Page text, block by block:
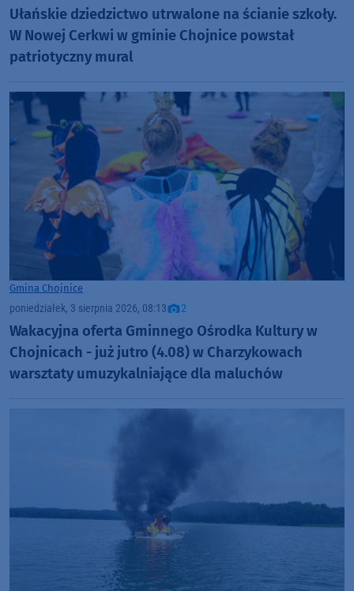
Ułańskie dziedzictwo utrwalone na ścianie szkoły.
W Nowej Cerkwi w gminie Chojnice powstał
patriotyczny mural
Gmina Chojnice
poniedziałek, 3 sierpnia 2026, 08:13 2
Wakacyjna oferta Gminnego Ośrodka Kultury w
Chojnicach - już jutro (4.08) w Charzykowach
warsztaty umuzykalniające dla maluchów